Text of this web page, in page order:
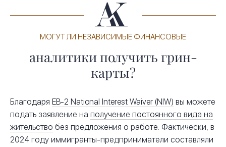
МОГУТ ЛИ НЕЗАВИСИМЫЕ ФИНАНСОВЫЕ
аналитики получить грин-
карты?
Благодаря EB-2 National Interest Waiver (NIW) вы можете
подать заявление на получение постоянного вида на
жительство без предложения о работе. Фактически, в
2024 году иммигранты-предприниматели составляли